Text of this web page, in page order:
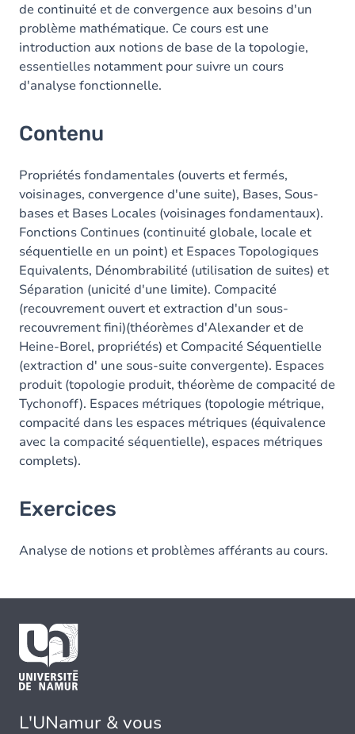
de continuité et de convergence aux besoins d'un
problème mathématique. Ce cours est une
introduction aux notions de base de la topologie,
essentielles notamment pour suivre un cours
d'analyse fonctionnelle.
Contenu
Propriétés fondamentales (ouverts et fermés,
voisinages, convergence d'une suite), Bases, Sous-
bases et Bases Locales (voisinages fondamentaux).
Fonctions Continues (continuité globale, locale et
séquentielle en un point) et Espaces Topologiques
Equivalents, Dénombrabilité (utilisation de suites) et
Séparation (unicité d'une limite). Compacité
(recouvrement ouvert et extraction d'un sous-
recouvrement fini)(théorèmes d'Alexander et de
Heine-Borel, propriétés) et Compacité Séquentielle
(extraction d' une sous-suite convergente). Espaces
produit (topologie produit, théorème de compacité de
Tychonoff). Espaces métriques (topologie métrique,
compacité dans les espaces métriques (équivalence
avec la compacité séquentielle), espaces métriques
complets).
Exercices
Analyse de notions et problèmes afférants au cours.
L'UNamur & vous